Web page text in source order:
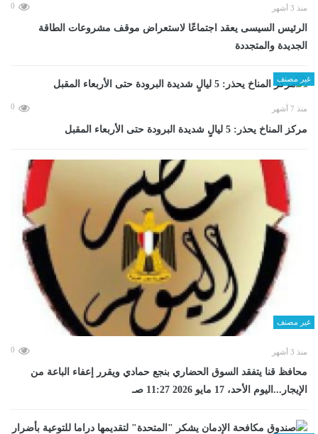
منذ 3 أشهر 0
الرئيس السيسى يعقد اجتماعًا لاستعراض موقف مشروعات الطاقة
الجديدة والمتجددة
غير مصنف
منذ 7 أشهر 0
مركز المناخ يحذر: 5 ليالٍ شديدة البرودة حتى الأربعاء المقبل
غير مصنف
منذ 3 أشهر 0
محافظ قنا يتفقد السوق الحضاري بنجع حمادي ويقرر إعفاء الباعة من
الإيجار...اليوم الأحد، 17 مايو 2026 11:27 صـ